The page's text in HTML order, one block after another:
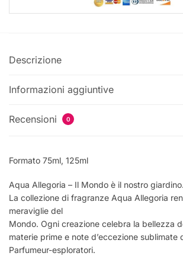
Descrizione
Informazioni aggiuntive
Recensioni 0
Formato 75ml, 125ml
Aqua Allegoria – Il Mondo è il nostro giardino.
La collezione di fragranze Aqua Allegoria
meraviglie del
Mondo. Ogni creazione celebra la bellezza
materie prime e note d’eccezione sublimate
Parfumeur-esploratori.